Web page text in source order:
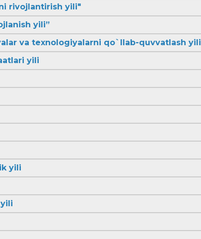
rivojlantirish yili"
yili”
va texnologiyalarni qo`llab-quvvatlash yili
yili
yili